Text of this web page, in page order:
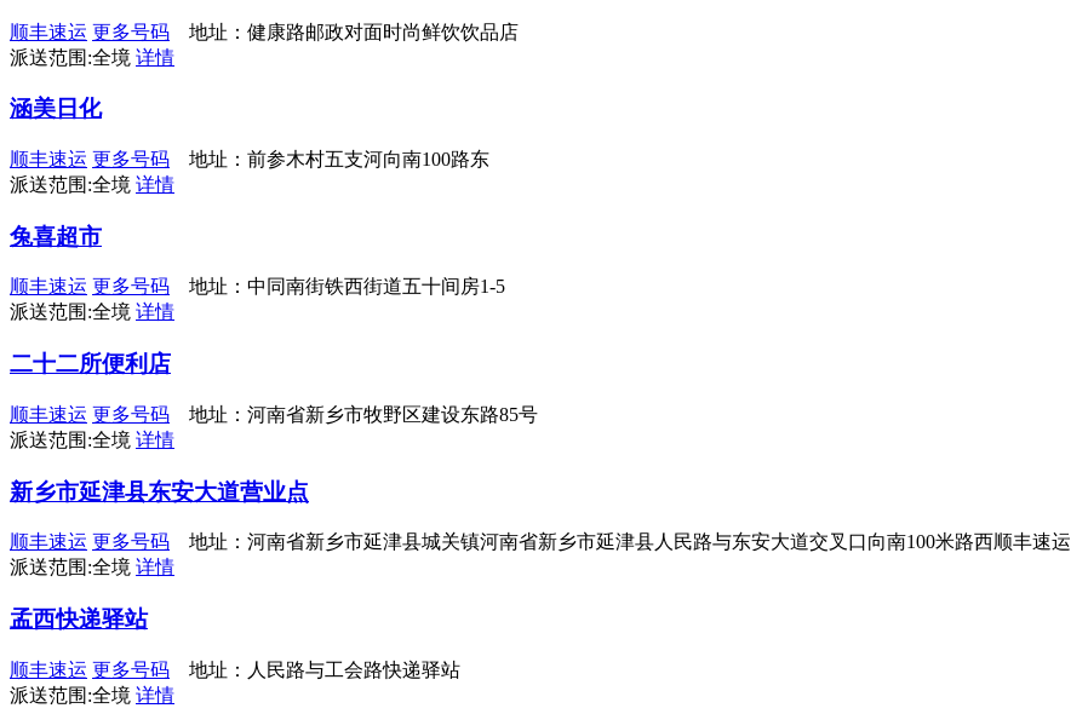
顺丰速运 更多号码 地址：健康路邮政对面时尚鲜饮饮品店
派送范围:全境 详情
涵美日化
顺丰速运 更多号码 地址：前参木村五支河向南100路东
派送范围:全境 详情
兔喜超市
顺丰速运 更多号码 地址：中同南街铁西街道五十间房1-5
派送范围:全境 详情
二十二所便利店
顺丰速运 更多号码 地址：河南省新乡市牧野区建设东路85号
派送范围:全境 详情
新乡市延津县东安大道营业点
顺丰速运 更多号码 地址：河南省新乡市延津县城关镇河南省新乡市延津县人民路与东安大道交叉口向南100米路西顺丰速运
派送范围:全境 详情
孟西快递驿站
顺丰速运 更多号码 地址：人民路与工会路快递驿站
派送范围:全境 详情